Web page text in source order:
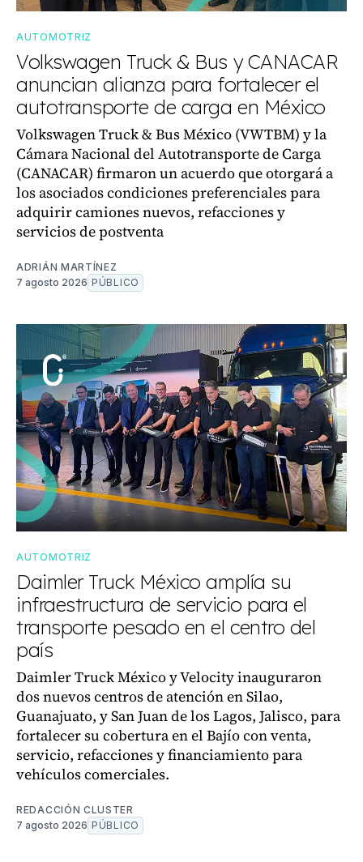
AUTOMOTRIZ
Volkswagen Truck & Bus y CANACAR
anuncian alianza para fortalecer el
autotransporte de carga en México
Volkswagen Truck & Bus México (VWTBM) y la
Cámara Nacional del Autotransporte de Carga
(CANACAR) firmaron un acuerdo que otorgará a
los asociados condiciones preferenciales para
adquirir camiones nuevos, refacciones y
servicios de postventa
ADRIÁN MARTÍNEZ
7 agosto 2026 PÚBLICO
AUTOMOTRIZ
Daimler Truck México amplía su
infraestructura de servicio para el
transporte pesado en el centro del
país
Daimler Truck México y Velocity inauguraron
dos nuevos centros de atención en Silao,
Guanajuato, y San Juan de los Lagos, Jalisco, para
fortalecer su cobertura en el Bajío con venta,
servicio, refacciones y financiamiento para
vehículos comerciales.
REDACCIÓN CLUSTER
7 agosto 2026 PÚBLICO